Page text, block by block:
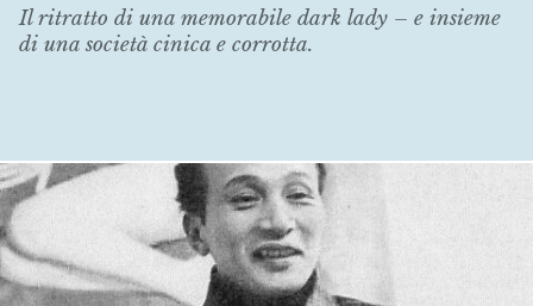
Il ritratto di una memorabile dark lady – e insieme
di una società cinica e corrotta.